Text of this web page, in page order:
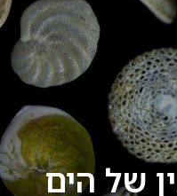
של הים